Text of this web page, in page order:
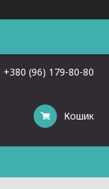
+380 (96) 179-80-80
Кошик